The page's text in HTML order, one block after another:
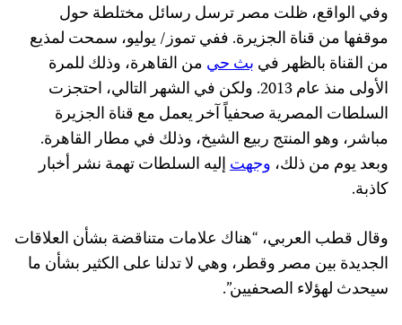
وفي الواقع، ظلت مصر ترسل رسائل مختلطة حول
موقفها من قناة الجزيرة. ففي تموز/ يوليو، سمحت لمذيع
من القناة بالظهر في بث حي من القاهرة، وذلك للمرة
الأولى منذ عام 2013. ولكن في الشهر التالي، احتجزت
السلطات المصرية صحفياً آخر يعمل مع قناة الجزيرة
مباشر، وهو المنتج ربيع الشيخ، وذلك في مطار القاهرة.
وبعد يوم من ذلك، وجهتإليه السلطات تهمة نشر أخبار
كاذبة.
وقال قطب العربي، “هناك علامات متناقضة بشأن العلاقات
الجديدة بين مصر وقطر، وهي لا تدلنا على الكثير بشأن ما
سيحدث لهؤلاء الصحفيين”.